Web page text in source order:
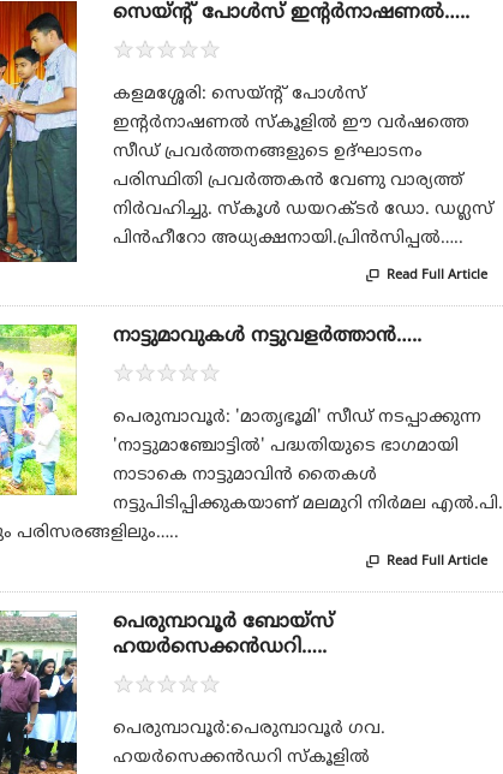
സെയ്ന്റ് പോള്‍സ് ഇന്റര്‍നാഷണല്‍…..
★★★★★
കളമശ്ശേരി: സെയ്ന്റ് പോള്‍സ്
ഇന്റര്‍നാഷണല്‍ സ്‌കൂളില്‍ ഈ വര്‍ഷത്തെ
സീഡ് പ്രവര്‍ത്തനങ്ങളുടെ ഉദ്ഘാടനം
പരിസ്ഥിതി പ്രവര്‍ത്തകന്‍ വേണു വാര്യത്ത്
നിര്‍വഹിച്ചു. സ്‌കൂള്‍ ഡയറക്ടര്‍ ഡോ. ഡഗ്ലസ്
പിന്‍ഹീറോ അധ്യക്ഷനായി.പ്രിന്‍സിപ്പല്‍…..
 Read Full Article
നാട്ടുമാവുകള്‍ നട്ടുവളര്‍ത്താന്‍…..
★★★★★
പെരുമ്പാവൂര്‍: 'മാതൃഭൂമി' സീഡ് നടപ്പാക്കുന്ന
'നാട്ടുമാഞ്ചോട്ടില്‍' പദ്ധതിയുടെ ഭാഗമായി
നാടാകെ നാട്ടുമാവിന്‍ തൈകള്‍
നട്ടുപിടിപ്പിക്കുകയാണ് മലമുറി നിര്‍മല എല്‍.പി.
പരിസരങ്ങളിലും…..
 Read Full Article
പെരുമ്പാവൂര്‍ ബോയ്‌സ്
ഹയര്‍സെക്കന്‍ഡറി…..
★★★★★
പെരുമ്പാവൂര്‍:പെരുമ്പാവൂര്‍ ഗവ.
ഹയര്‍സെക്കന്‍ഡറി സ്‌കൂളില്‍